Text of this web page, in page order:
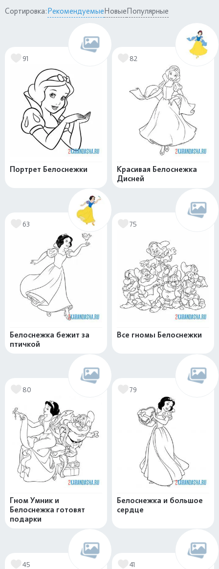
Сортировка:РекомендуемыеНовыеПопулярные
91
Портрет Белоснежки
82
Красивая Белоснежка
Дисней
63
Белоснежка бежит за
птичкой
75
Все гномы Белоснежки
80
Гном Умник и
Белоснежка готовят
подарки
79
Белоснежка и большое
сердце
45 41